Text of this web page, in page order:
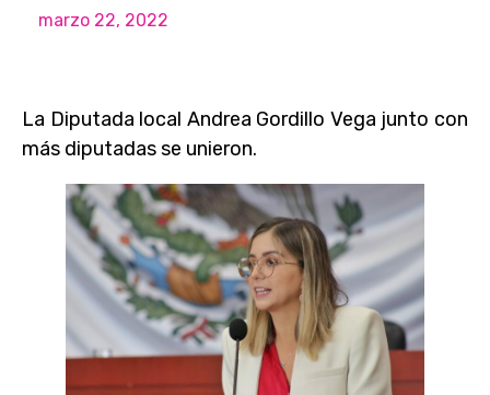
marzo 22, 2022
La Diputada local Andrea Gordillo Vega junto con
más diputadas se unieron.